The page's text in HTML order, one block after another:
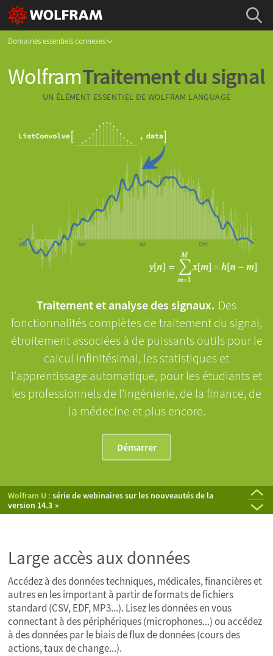
Domaines essentiels connexes
WolframTraitement du signal
UN ÉLÉMENT ESSENTIEL DE WOLFRAM LANGUAGE
Traitement et analyse des signaux. Des
fonctionnalités complètes de traitement du signal,
étroitement associées à de puissants outils pour le
calcul infinitésimal, les statistiques et
l'apprentissage automatique, pour les étudiants et
les professionnels de l'ingénierie, de la finance, de
la médecine et plus encore.
Démarrer
Wolfram U : série de webinaires sur les nouveautés de la
version 14.3
Large accès aux données
Accédez à des données techniques, médicales, financières et
autres en les important à partir de formats de fichiers
standard (CSV, EDF, MP3...). Lisez les données en vous
connectant à des périphériques (microphones...) ou accédez
à des données par le biais de flux de données (cours des
actions, taux de change...).